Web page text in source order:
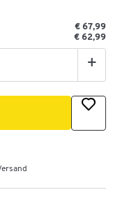
€ 67,99
€ 62,99
+